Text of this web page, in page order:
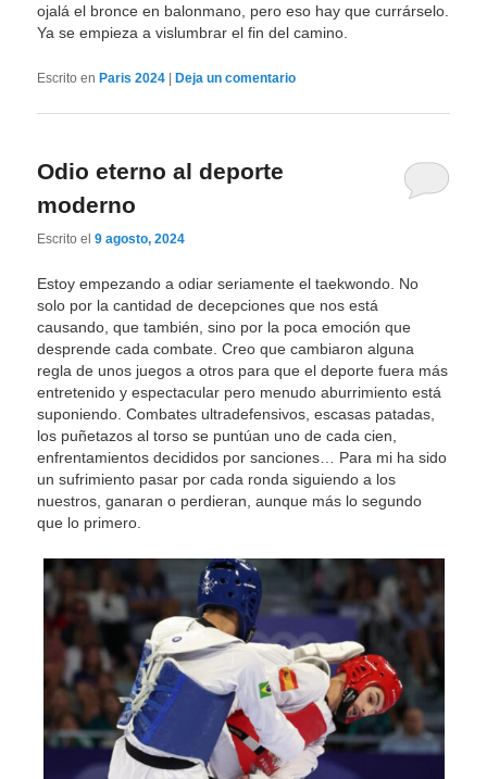
ojalá el bronce en balonmano, pero eso hay que currárselo.
Ya se empieza a vislumbrar el fin del camino.
Escrito en Paris 2024 |Deja un comentario
Odio eterno al deporte
moderno
Escrito el9 agosto, 2024
Estoy empezando a odiar seriamente el taekwondo. No
solo por la cantidad de decepciones que nos está
causando, que también, sino por la poca emoción que
desprende cada combate. Creo que cambiaron alguna
regla de unos juegos a otros para que el deporte fuera más
entretenido y espectacular pero menudo aburrimiento está
suponiendo. Combates ultradefensivos, escasas patadas,
los puñetazos al torso se puntúan uno de cada cien,
enfrentamientos decididos por sanciones… Para mi ha sido
un sufrimiento pasar por cada ronda siguiendo a los
nuestros, ganaran o perdieran, aunque más lo segundo
que lo primero.